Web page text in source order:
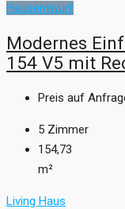
Hausentwurf
Modernes
154 V5 mit
Preis auf
5 Zimmer
154,73
m²
Living Haus